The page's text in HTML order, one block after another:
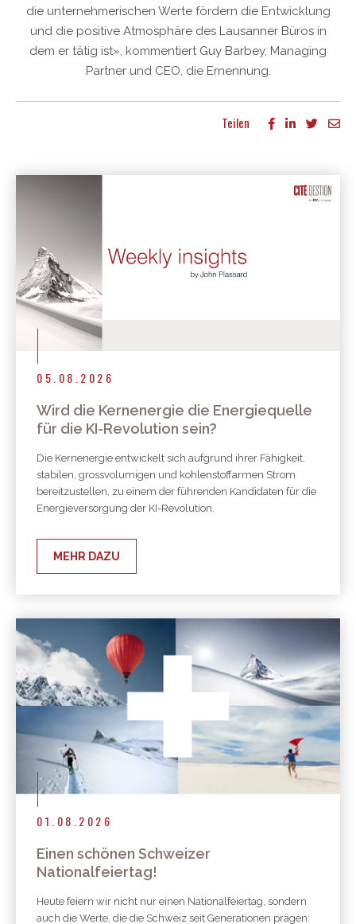
die unternehmerischen Werte fördern die Entwicklung
und die positive Atmosphäre des Lausanner Büros in
dem er tätig ist», kommentiert Guy Barbey, Managing
Partner und CEO, die Ernennung.
Teilen
05.08.2026
Wird die Kernenergie die Energiequelle
für die KI-Revolution sein?
Die Kernenergie entwickelt sich aufgrund ihrer Fähigkeit,
stabilen, grossvolumigen und kohlenstoffarmen Strom
bereitzustellen, zu einem der führenden Kandidaten für die
Energieversorgung der KI-Revolution.
MEHR DAZU
01.08.2026
Einen schönen Schweizer
Nationalfeiertag!
Heute feiern wir nicht nur einen Nationalfeiertag, sondern
auch die Werte, die die Schweiz seit Generationen prägen: